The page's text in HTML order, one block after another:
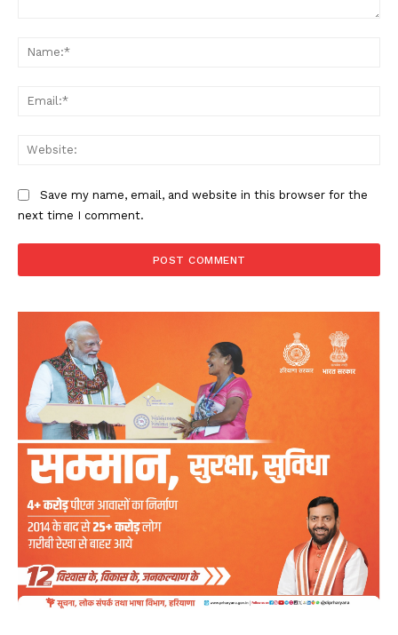
Save my name, email, and website in this browser for the
next time I comment.